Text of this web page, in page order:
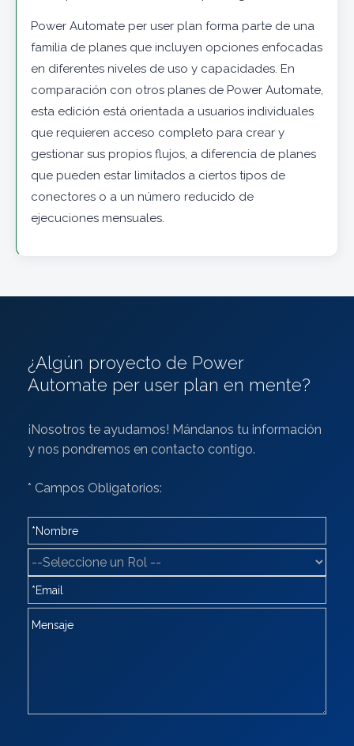
Power Automate per user plan forma parte de una
familia de planes que incluyen opciones enfocadas
en diferentes niveles de uso y capacidades. En
comparación con otros planes de Power Automate,
esta edición está orientada a usuarios individuales
que requieren acceso completo para crear y
gestionar sus propios flujos, a diferencia de planes
que pueden estar limitados a ciertos tipos de
conectores o a un número reducido de
ejecuciones mensuales.
¿Algún proyecto de Power
Automate per user plan en mente?
¡Nosotros te ayudamos! Mándanos tu información
y nos pondremos en contacto contigo.
* Campos Obligatorios: